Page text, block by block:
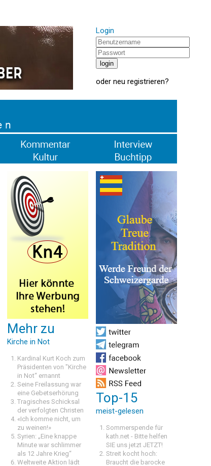
Login
oder neu registrieren?
Mehr zu
Kirche in Not
Kardinal Kurt Koch zum
Präsidenten von "Kirche
in Not“ ernannt
Seine Freilassung war
eine Gebetserhörung
Tragisches Schicksal
der verfolgten Christen
«Ich komme nicht, um
zu weinen!»
Syrien: „Eine knappe
Minute war schlimmer
als 12 Jahre Krieg“
Weltweite Aktion lädt
Top-15
meist-gelesen
Sommerspende für
kath.net - Bitte helfen
SIE uns jetzt JETZT!
Streit kocht hoch:
Braucht die barocke